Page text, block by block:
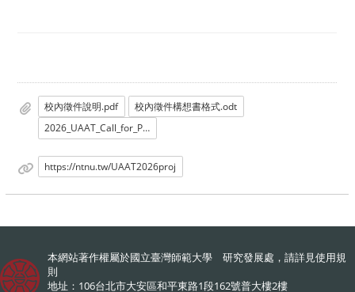
校內徵件說明.pdf
校內徵件構想書格式.odt
2026_UAAT_Call_for_Proposals.pdf
https://ntnu.tw/UAAT2026proj
本網站著作權屬於國立臺灣師範大學 研究發展處，請詳見使用規
則
地址：106台北市大安區和平東路1段162號普大樓2樓